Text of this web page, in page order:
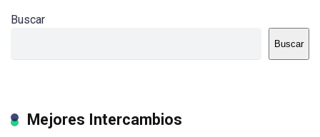
Buscar
Buscar
Mejores Intercambios